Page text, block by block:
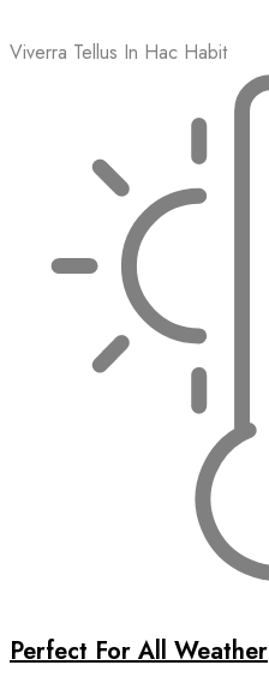
Viverra Tellus In Hac Habit
Perfect For All Weather